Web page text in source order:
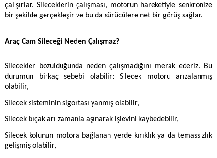
çalışırlar. Sileceklerin çalışması, motorun hareketiyle senkronize
bir şekilde gerçekleşir ve bu da sürücülere net bir görüş sağlar.
Araç Cam Sileceği Neden Çalışmaz?
Silecekler bozulduğunda neden çalışmadığını merak ederiz. Bu
durumun birkaç sebebi olabilir; Silecek motoru arızalanmış
olabilir,
Silecek sisteminin sigortası yanmış olabilir,
Silecek bıçakları zamanla aşınarak işlevini kaybedebilir,
Silecek kolunun motora bağlanan yerde kırıklık ya da temassızlık
gelişmiş olabilir,